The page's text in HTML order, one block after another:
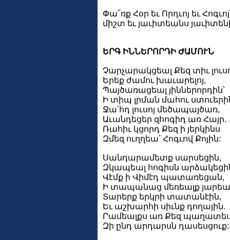
Փա՜ռք Հօր եւ Որդւոյ եւ
միշտ եւ յաւիտեանս
ԵՐԳ ԻՆՆԵՐՈՐԴԻ ԺԱՄՈՒՆ
Չարչարակցեալ Քեզ տիւ
Երեք ժամու խաւարելոյ,
Պայծառացեալ յիններորդին՝
Ի տիպ լրման մահու
Ջա՛հդ լուսոյ մեծապայծառ,
Աւանդեցեր զհոգիդ առ Հայր.
Ռահիւ կցորդ Քեզ ի յերկինս
Զմեզ ուղղեա՛ Հոգւով Քոյին:
Սանդարամետք սարսեցին,
Զկապեալ հոգիսն
Վէմք ի Վիմէդ պատառեցան,
Ի տապանաց մեռեալք
Տարերք երկրի տատանէին,
Եւ աշխարհի սիւնք դողային.
Րամեալքս առ Քեզ
Զի ընդ արդարսն դասեսցուք: